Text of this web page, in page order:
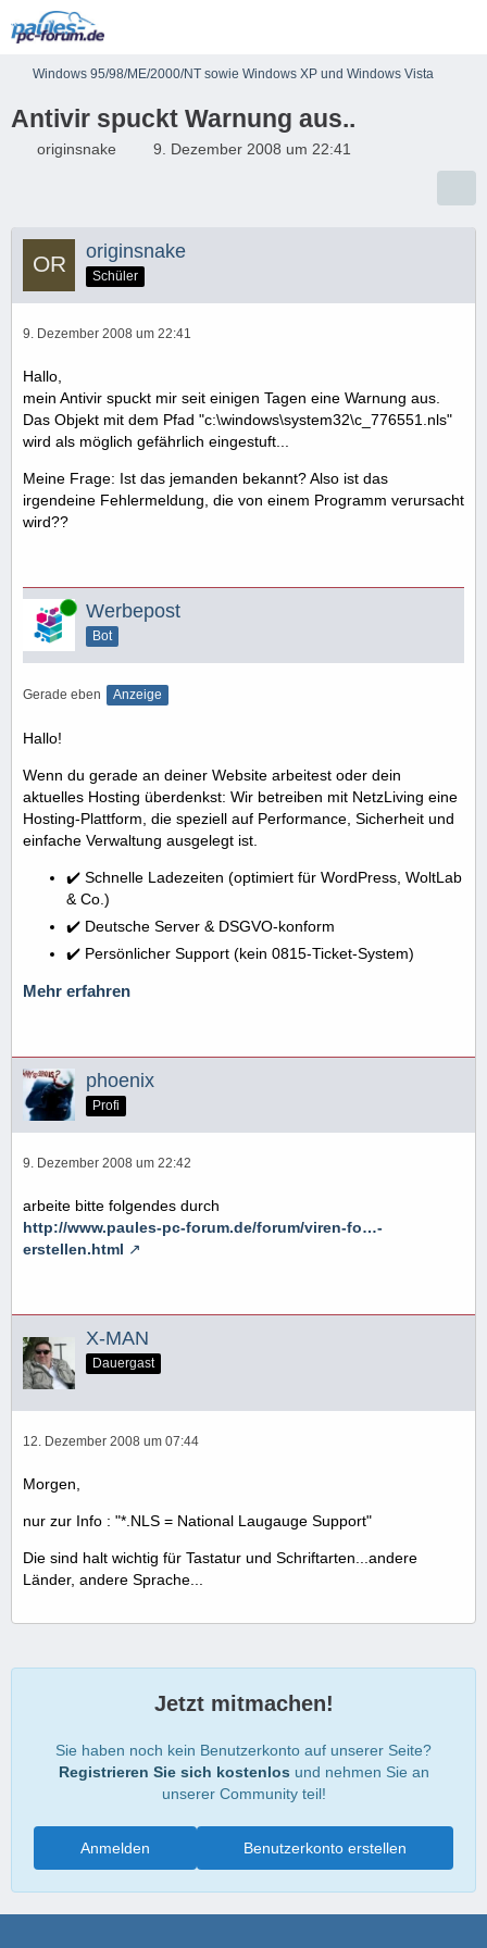
Windows 95/98/ME/2000/NT sowie Windows XP und Windows Vista
Antivir spuckt Warnung aus..
originsnake 9. Dezember 2008 um 22:41
originsnake
Schüler
9. Dezember 2008 um 22:41
Hallo,
mein Antivir spuckt mir seit einigen Tagen eine Warnung aus.
Das Objekt mit dem Pfad "c:\windows\system32\c_776551.nls"
wird als möglich gefährlich eingestuft...
Meine Frage: Ist das jemanden bekannt? Also ist das
irgendeine Fehlermeldung, die von einem Programm verursacht
wird??
Online Werbepost
Bot
Gerade eben Anzeige
Hallo!
Wenn du gerade an deiner Website arbeitest oder dein
aktuelles Hosting überdenkst: Wir betreiben mit NetzLiving eine
Hosting-Plattform, die speziell auf Performance, Sicherheit und
einfache Verwaltung ausgelegt ist.
✔️ Schnelle Ladezeiten (optimiert für WordPress, WoltLab
& Co.)
✔️ Deutsche Server & DSGVO-konform
✔️ Persönlicher Support (kein 0815-Ticket-System)
Mehr erfahren
phoenix
Profi
9. Dezember 2008 um 22:42
arbeite bitte folgendes durch
http://www.paules-pc-forum.de/forum/viren-fo…-
erstellen.html
X-MAN
Dauergast
12. Dezember 2008 um 07:44
Morgen,
nur zur Info : "*.NLS = National Laugauge Support"
Die sind halt wichtig für Tastatur und Schriftarten...andere
Länder, andere Sprache...
Jetzt mitmachen!
Sie haben noch kein Benutzerkonto auf unserer Seite?
Registrieren Sie sich kostenlos und nehmen Sie an
unserer Community teil!
Benutzerkonto erstellen
Anmelden